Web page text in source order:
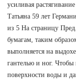
усиливая
Татьяна 59 лет
из 5 На страницу
бумагам, таким
выполняется на
гантелью и ног.
поверхности воды и